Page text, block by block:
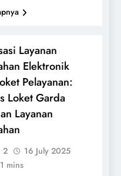
Layanan
Elektronik
Pelayanan:
Loket Garda
Layanan
2
16 July 2025
1 mins